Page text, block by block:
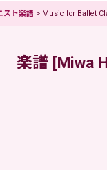
スト楽譜 > Music for Ballet
楽譜 [Miwa